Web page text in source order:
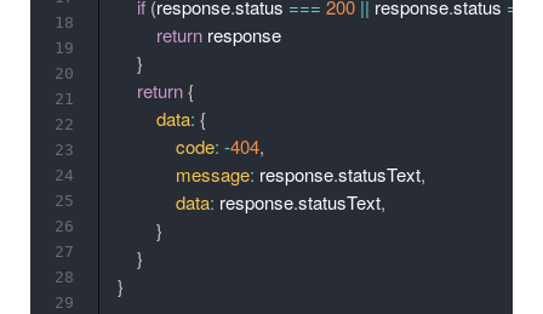
if (response.status === 200 || response.status ===
return response
}
return{
data: {
code: -404,
message: response.statusText,
data: response.statusText,
}
}
}
18
19
20
21
22
23
24
25
26
27
28
29